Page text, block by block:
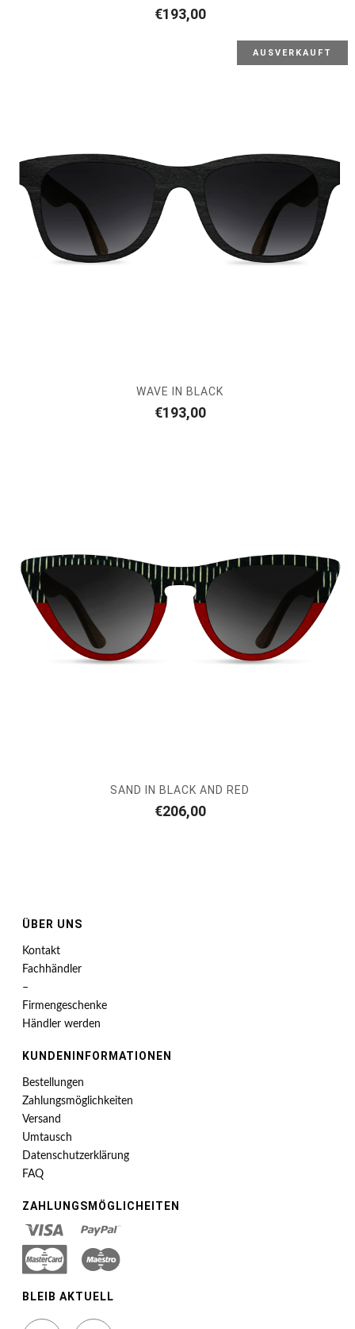
€193,00
AUSVERKAUFT
WAVE IN BLACK
€193,00
SAND IN BLACK AND RED
€206,00
ÜBER UNS
Kontakt
Fachhändler
–
Firmengeschenke
Händler werden
KUNDENINFORMATIONEN
Bestellungen
Zahlungsmöglichkeiten
Versand
Umtausch
Datenschutzerklärung
FAQ
ZAHLUNGSMÖGLICHEITEN
BLEIB AKTUELL